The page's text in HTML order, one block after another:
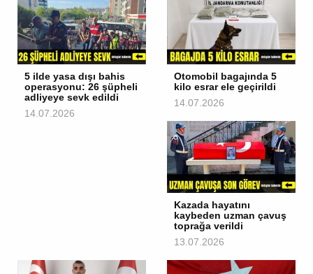
5 ilde yasa dışı bahis
operasyonu: 26 şüpheli
adliyeye sevk edildi
14.07.2026
Otomobil bagajında 5
kilo esrar ele geçirildi
14.07.2026
Kazada hayatını
kaybeden uzman çavuş
toprağa verildi
13.07.2026